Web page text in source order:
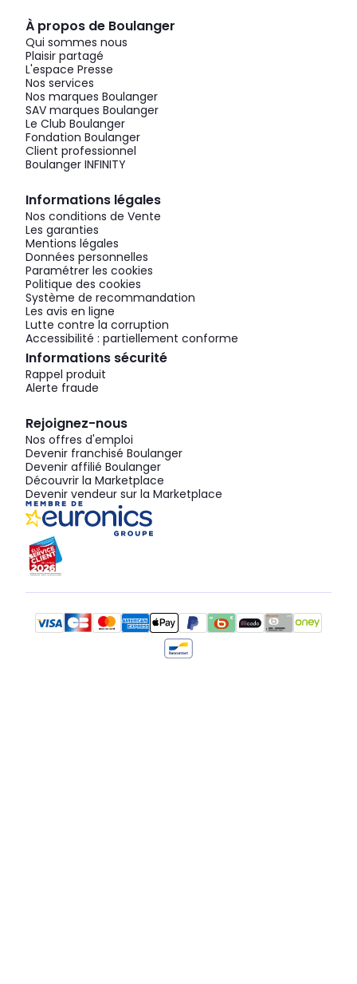
À propos de Boulanger
Qui sommes nous
Plaisir partagé
L'espace Presse
Nos services
Nos marques Boulanger
SAV marques Boulanger
Le Club Boulanger
Fondation Boulanger
Client professionnel
Boulanger INFINITY
Informations légales
Nos conditions de Vente
Les garanties
Mentions légales
Données personnelles
Paramétrer les cookies
Politique des cookies
Système de recommandation
Les avis en ligne
Lutte contre la corruption
Accessibilité : partiellement conforme
Informations sécurité
Rappel produit
Alerte fraude
Rejoignez-nous
Nos offres d'emploi
Devenir franchisé Boulanger
Devenir affilié Boulanger
Découvrir la Marketplace
Devenir vendeur sur la Marketplace